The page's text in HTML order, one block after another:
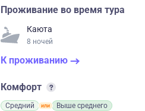
Проживание во время тура
Каюта
8 ночей
К проживанию
Комфорт
Средний Выше среднего